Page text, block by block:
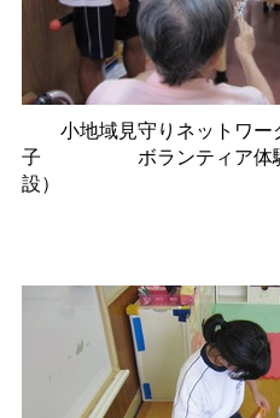
小地域見守りネットワー
子 ボランティア
設）